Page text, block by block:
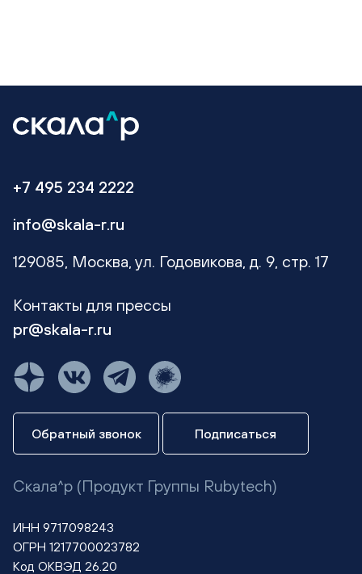
+7 495 234 2222
info@skala-r.ru
129085, Москва, ул. Годовикова, д. 9, стр. 17
Контакты для прессы
pr@skala-r.ru
Обратный звонок Подписаться
Скала^р (Продукт Группы Rubytech)
ИНН 9717098243
ОГРН 1217700023782
Код ОКВЭД 26.20